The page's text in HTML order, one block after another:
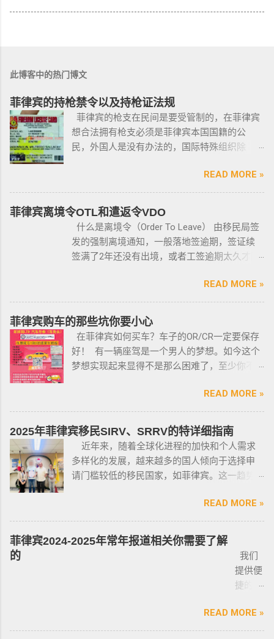
此博客中的热门博文
菲律宾的持枪禁令以及持枪证法规
菲律宾的枪支在民间是要受管制的，在菲律宾
想合法拥有枪支必须是菲律宾本国国籍的公
民，外国人是没有办法的，国际特殊组织除
格，例如，枪支的所有权，由菲律宾国家警察
局的枪支和爆炸物部门监管，该部门先进行背
景调查，再向申请人发放枪支许可证，如果想
获得枪支，这个审核的过程是必不可少的。 在
菲律宾申请合法持有枪支，申请人必须年满21
岁，并且通过背景调查，才能获得持有执照。
丶精神病学检查丶国家警察许可丶参加菲律宾
宾的相关法律，一些行业的从业人员如律师丶
菲律宾律师协会的成员丶注册会计师丶有资质
的媒体从业人员丶出纳丶银行柜员丶天主教神
父丶基督教牧师丶犹太教拉比丶伊斯兰教阿訇
小型枪械，原因是他们的职业“岌岌可危”。 只有
处于实际的威胁之下，或者由于职业丶专业或
商业性质而处于危险之中的人，才会被认定为
有资格申请。 由于经商需要，存在较高风险成
为犯罪分子目标的商人，也可以申请携带许可
证。 据悉，这些行业的人们必须通过药物和心
的两年以上徒刑的案子，才可以获得特殊枪支
下，才可以携带枪支。 菲律宾当局表示，新法
律将帮助他们更好地规范使用枪械，遏制涉枪
犯罪。 该法律更严厉规定，个人如果非法持有
无牌枪支且被定罪的话，将面临至少入狱30
禁止公民携带枪支进入公共场合的禁令，即使
是未当班的警察，在公共场合携带配枪，也会
READ MORE »
菲律宾离境令OTL和遣返令VDO
什么是离境令（Order To Leave） 由移民局签
发的强制离境通知，一般落地签逾期，签证续
签满了2年还没有出境，或者工签逾期太久才降
工签，47a(2)签证，降签之后，也是带离境令
的，移民局要求必须离境。 多数情况下，被发
离境令，只要在规定时间内离开菲律宾，是不
会上移民局黑名单的。想了解更多最新信息欢
迎联系和咨询我们，微信：BGC998 电报
@BGC998 Whats app：+63 912-0912-222 电
请主动告知咨询项目，菲律宾MAKATI 实体公
什么是遣返令VDO（Voluntary Deportation
Order） 一般都是非法行为导致被遣返，情节比
较严重。例如19-20年，很多客户是非法用落地
签转旅游签。 一般遣返客户都会成为“菲律宾不
次再来需要洗黑。 哪些情况会被遣返？ 1. 落地
签转旅游签的旅客，如果没有提前在移民局处
理，出境在机场就被扣护照。 2. 2016年克拉克
事件被抓的，又保关入境的客户必须要做遣返
才能出境。 3. 在菲律宾工作无牌照被本地警察
抓，在拘留所等待遣返或保出来做遣返。 4. 在
5. 在机场海关是黑名单保关入境的，回国要做
READ MORE »
菲律宾购车的那些坑你要小心
在菲律宾如何买车？车子的OR/CR一定要保存
好！ 有一辆座驾是一个男人的梦想。如今这个
梦想实现起来显得不是那么困难了，至少你不
律宾就可以买一辆代步车，所以此贴仅供预算
有限的新人提供参考，大神勿喷。 废话不多
说，菲律宾买车的时候最好选择本地人开的车
行，年限4年内的最好，一般没啥通病，最好自
己去网上搜索，二手车网站也可以，原因我就
不详细说明了，中国人卖的车很多调表 很多有
急下单，一定要多渠道比价，多维度评估，最
车人和 和你交易的是不是同一个人 ； 在菲买二
手车一般都是车主将车卖给车行，车行再把车
卖给你，所以有几个细节你要注意了： 1、你会
拿到两份合同，第一份是车主卖给车行的，这
是否一致，车主ID和车行老板ID复印件作为合同
附件一同给你，每一个ID旁边都要有车主的签
READ MORE »
2025年菲律宾移民SIRV、SRRV的特详细指南
近年来，随着全球化进程的加快和个人需求
多样化的发展，越来越多的国人倾向于选择申
请门槛较低的移民国家，如菲律宾。这一趋势
申请菲律宾的移民签证呢？ 接下来，我们将
分析菲律宾移民签证之所以 备受欢迎的几大原
因，并简要概述其申请条件与流程。菲律宾移
民签证和其他国家相比有很多独特的优势：其
申请成本相对较低，地理位置与中国相近，没
有繁琐的移民监限制，为申请者提供了极大的
签证：SRRV（退休移民签证）和SIRV（投资移
READ MORE »
菲律宾2024-2025年常年报道相关你需要了解
的
我们
提供便
捷的菲
侨常年
报道服
READ MORE »